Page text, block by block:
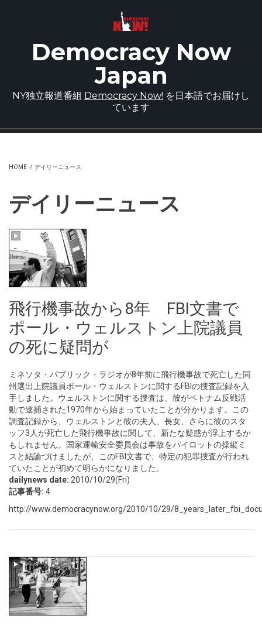
Democracy Now
Japan
NY独立報道番組 Democracy Now! を日本語でお届けし
ています
HOME / デイリーニュース
デイリーニュース
飛行機事故から8年 FBI文書で
ポール・ウェルストン上院議員
の死に疑問が
ミネソタ・パブリック・ラジオが8年前に飛行機事故で死亡した同
州選出上院議員ポール・ウェルストンに関するFBIの捜査記録を入
手しました。ウェルストンに関する捜査は、彼がベトナム反戦活
動で逮捕された1970年から始まっていたことが分かります。この
調査記録から、ウェルストンと彼の夫人、長女、さらに彼のスタ
ッフ3人が死亡した飛行機事故に関して、新たな疑惑が浮上するか
もしれません。国家運輸安全委員会は事故をパイロットの操縦ミ
スと結論づけましたが、このFBI文書で、特定の犯罪捜査が行われ
ていたことが初めて明らかになりました。
dailynews date: 2010/10/29(Fri)
記事番号: 4
http://www.democracynow.org/2010/10/29/